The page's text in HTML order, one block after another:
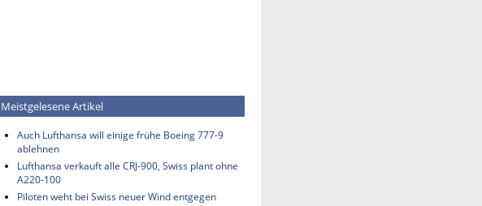
Meistgelesene Artikel
Auch Lufthansa will einige frühe Boeing 777-9
ablehnen
Lufthansa verkauft alle CRJ-900, Swiss plant ohne
A220-100
Piloten weht bei Swiss neuer Wind entgegen